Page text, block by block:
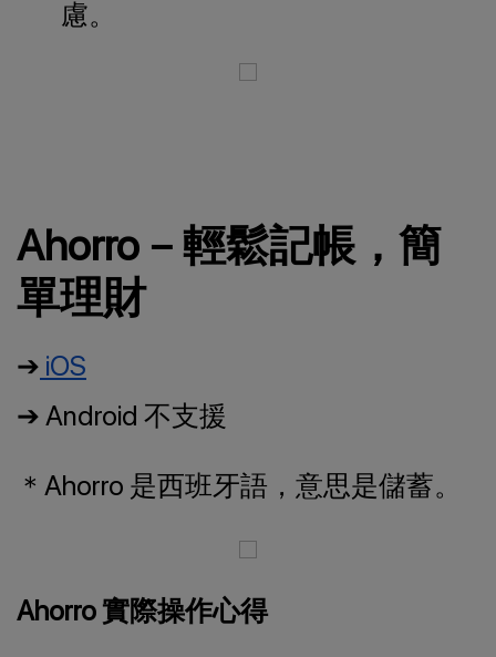
慮。
Ahorro－輕鬆記帳，簡
單理財
➔ iOS
➔ Android 不支援
＊Ahorro 是西班牙語，意思是儲蓄。
Ahorro 實際操作心得